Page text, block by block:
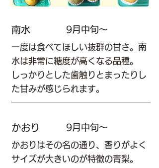
南水 9月中旬～
一度は食べてほしい抜群の甘さ。南
水は非常に糖度が高くなる品種。
しっかりとした歯触りとまったりし
た甘みが感じられます。
かおり 9月中旬～
かおりはその名の通り、香りがよく
サイズが大きいのが特徴の青梨。